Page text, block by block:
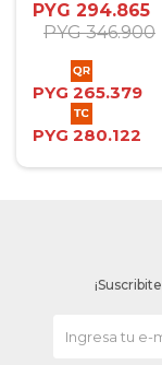
PYG 294.865
PYG 346.900
PYG 265.379
PYG 280.122